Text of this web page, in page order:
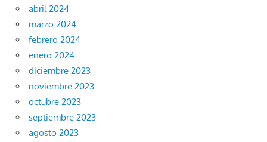
abril 2024
marzo 2024
febrero 2024
enero 2024
diciembre 2023
noviembre 2023
octubre 2023
septiembre 2023
agosto 2023